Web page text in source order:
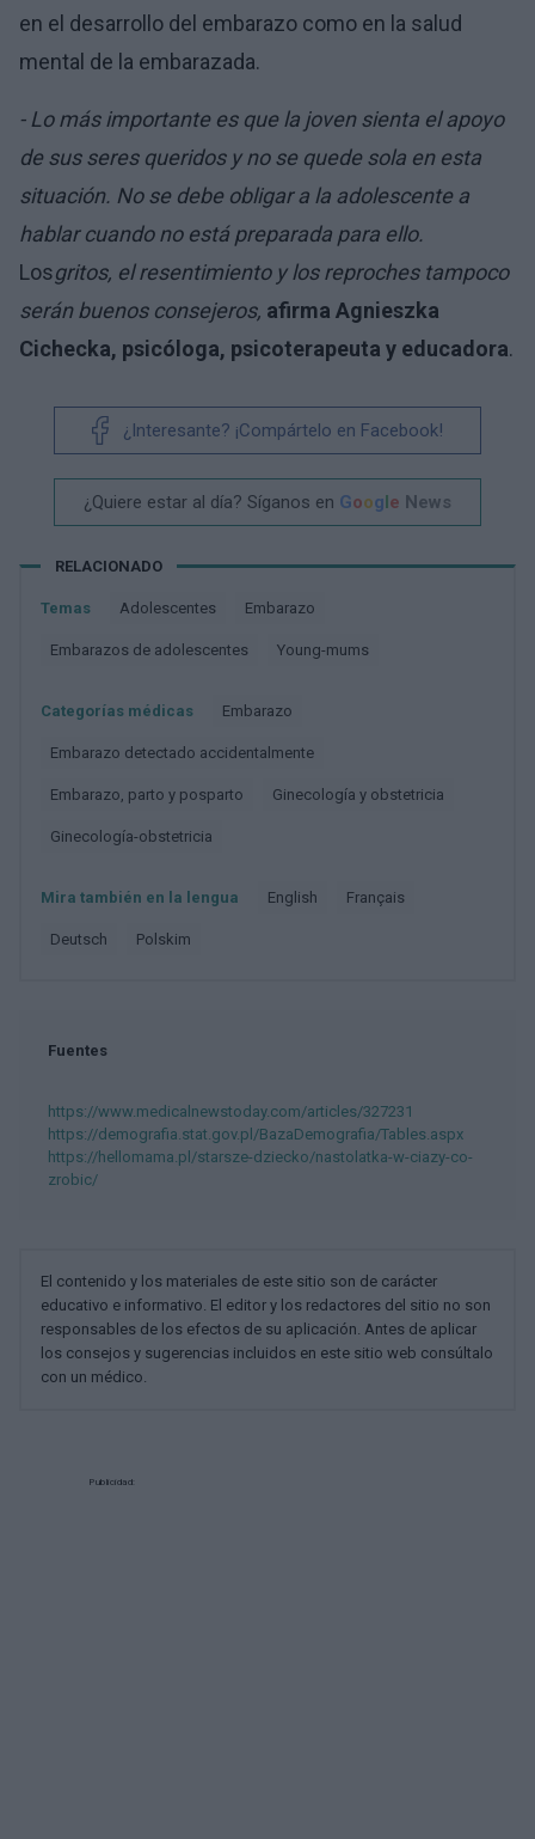
en el desarrollo del embarazo como en la salud
mental de la embarazada.
- Lo más importante es que la joven sienta el apoyo
de sus seres queridos y no se quede sola en esta
situación. No se debe obligar a la adolescente a
hablar cuando no está preparada para ello.
Losgritos, el resentimiento y los reproches tampoco
serán buenos consejeros, afirma Agnieszka
Cichecka, psicóloga, psicoterapeuta y educadora.
¿Interesante? ¡Compártelo en Facebook!
¿Quiere estar al día? Síganos en Google News
RELACIONADO
Temas Adolescentes Embarazo
Embarazos de adolescentes Young-mums
Categorías médicas Embarazo
Embarazo detectado accidentalmente
Embarazo, parto y posparto Ginecología y obstetricia
Ginecología-obstetricia
Mira también en la lengua english français
deutsch polskim
Fuentes
https://www.medicalnewstoday.com/articles/327231
https://demografia.stat.gov.pl/BazaDemografia/Tables.aspx
https://hellomama.pl/starsze-dziecko/nastolatka-w-ciazy-co-
zrobic/
El contenido y los materiales de este sitio son de carácter
educativo e informativo. El editor y los redactores del sitio no son
responsables de los efectos de su aplicación. Antes de aplicar
los consejos y sugerencias incluidos en este sitio web consúltalo
con un médico.
Publicidad: